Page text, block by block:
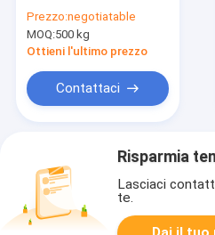
fabbricati con resina
insatura, con finitura
liscia impeccabile,
pressione e
eccezionale
corrosione contro
Prezzo:negotiatable
MOQ:500 kg
Ottieni l'ultimo prezzo
Contattaci
Risparmia
Lasciaci
te.